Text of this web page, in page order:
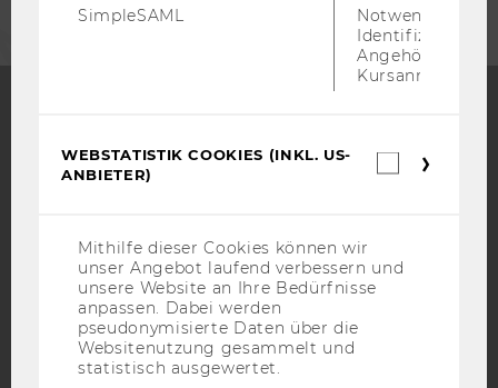
IMPRESSUM
SimpleSAML
Notwendig zur
Identifizierung
Angehörige/r für
Kursanmeldung.
WEBSTATISTIK COOKIES (INKL. US-
ANBIETER)
Mithilfe dieser Cookies können wir
unser Angebot laufend verbessern und
unsere Website an Ihre Bedürfnisse
anpassen. Dabei werden
pseudonymisierte Daten über die
Websitenutzung gesammelt und
statistisch ausgewertet.